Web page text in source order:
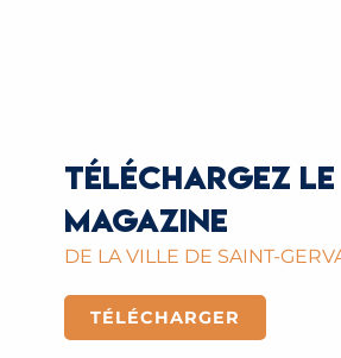
Téléchargez le
magazine
DE LA VILLE DE SAINT-
TÉLÉCHARGER